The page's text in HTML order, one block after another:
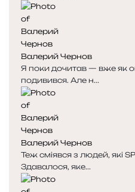
Валерий Чернов
Я поки дочитав — вже як
подивився. Але н...
Валерий Чернов
Теж сміявся з людей, які
Здавалося, яке...